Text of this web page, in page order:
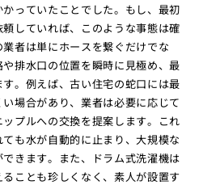
っていたことでした。もし、最初
していれば、このような事態は確
者は単にホースを繋ぐだけでな
排水口の位置を瞬時に見極め、最
。例えば、古い住宅の蛇口には最
場合があり、業者は必要に応じて
プルへの交換を提案します。これ
も水が自動的に止まり、大規模な
きます。また、ドラム式洗濯機は
ことも珍しくなく、素人が設置す